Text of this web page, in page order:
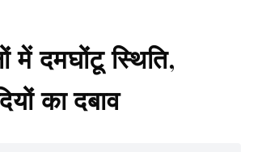
दमघोंटू स्थिति,
का दबाव